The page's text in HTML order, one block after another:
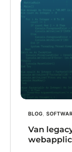
BLOG
Van